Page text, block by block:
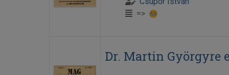
=>
Dr. Martin Györgyre